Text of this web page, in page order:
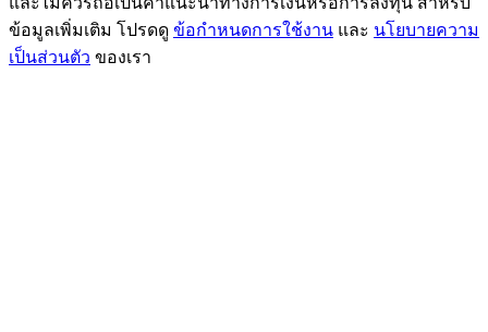
กิจกรรมเพิ่มเติม
รับรางวัลและสิทธิพิเศษสุดพิเศษ
ข้อมูลเพิ่มเติม โปรดดู ข้อกำหนดการใช้งาน และ นโยบายความ
เป็นส่วนตัว ของเรา